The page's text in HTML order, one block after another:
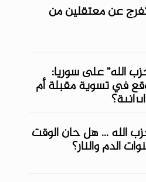
عن معتقلين من
الله” على سوريا:
في تسوية مقبلة أم
الله ... هل حان الوقت
الدم والنار؟